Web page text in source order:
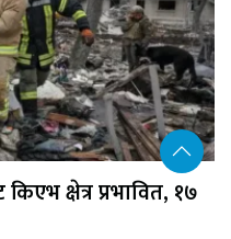
क्षेत्र प्रभावित, १७